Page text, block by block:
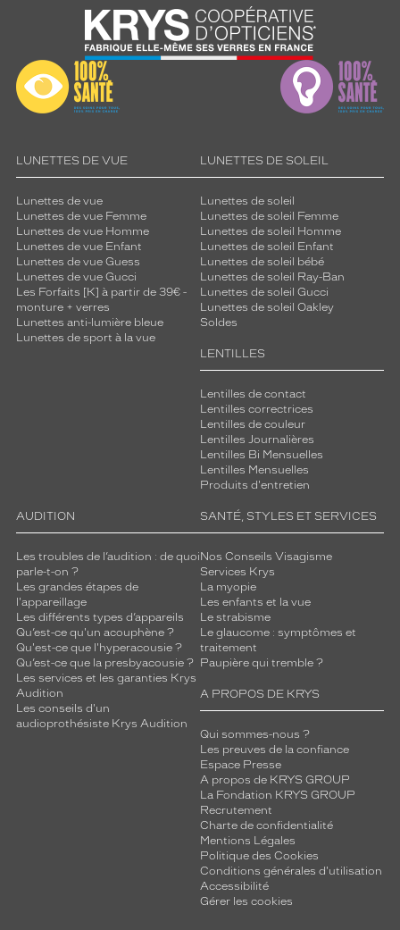
LUNETTES DE VUE
Lunettes de vue
Lunettes de vue Femme
Lunettes de vue Homme
Lunettes de vue Enfant
Lunettes de vue Guess
Lunettes de vue Gucci
Les Forfaits [K] à partir de 39€ -
monture + verres
Lunettes anti-lumière bleue
Lunettes de sport à la vue
LUNETTES DE SOLEIL
Lunettes de soleil
Lunettes de soleil Femme
Lunettes de soleil Homme
Lunettes de soleil Enfant
Lunettes de soleil bébé
Lunettes de soleil Ray-Ban
Lunettes de soleil Gucci
Lunettes de soleil Oakley
Soldes
LENTILLES
Lentilles de contact
Lentilles correctrices
Lentilles de couleur
Lentilles Journalières
Lentilles Bi Mensuelles
Lentilles Mensuelles
Produits d'entretien
AUDITION
Les troubles de l’audition : de quoi
parle-t-on ?
Les grandes étapes de
l'appareillage
Les différents types d’appareils
Qu’est-ce qu'un acouphène ?
Qu'est-ce que l'hyperacousie ?
Qu’est-ce que la presbyacousie ?
Les services et les garanties Krys
Audition
Les conseils d'un
audioprothésiste Krys Audition
SANTÉ, STYLES ET SERVICES
Nos Conseils Visagisme
Services Krys
La myopie
Les enfants et la vue
Le strabisme
Le glaucome : symptômes et
traitement
Paupière qui tremble ?
A PROPOS DE KRYS
Qui sommes-nous ?
Les preuves de la confiance
Espace Presse
A propos de KRYS GROUP
La Fondation KRYS GROUP
Recrutement
Charte de confidentialité
Mentions Légales
Politique des Cookies
Conditions générales d'utilisation
Accessibilité
Gérer les cookies